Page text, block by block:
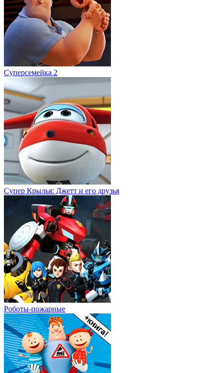
Суперсемейка 2
Супер Крылья: Джетт и его друзья
Роботы-пожарные